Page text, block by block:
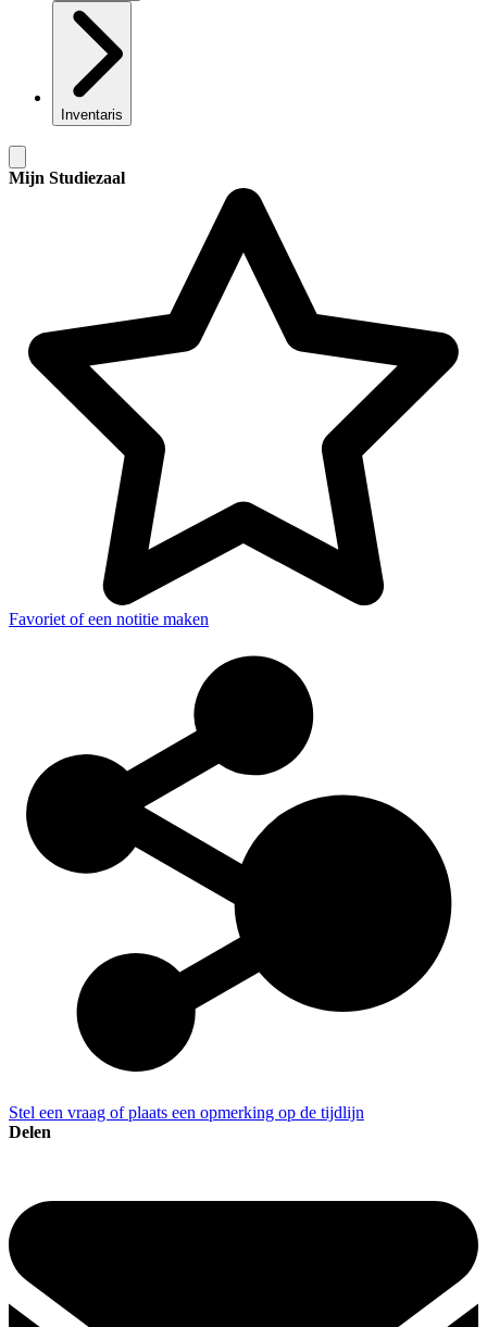
Inventaris
Mijn Studiezaal
Favoriet of een notitie maken
Stel een vraag of plaats een opmerking op de tijdlijn
Delen